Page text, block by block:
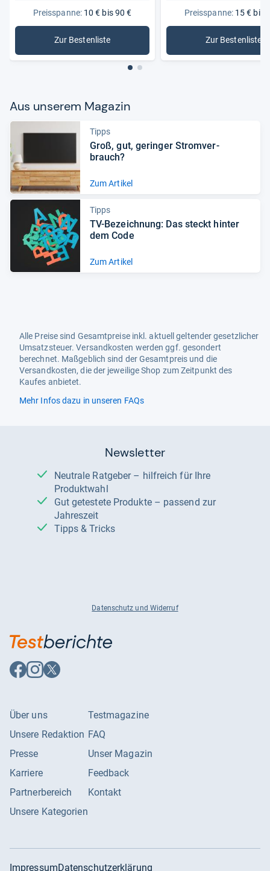
Preisspanne:10 € bis 90 €
Zur Bestenliste: DVB-T/T2-Antennen
Preisspanne:15 € bis
Zur Bestenliste
: DVB-T/
Aus unse­rem Maga­zin
Tipps
Groß, gut, gerin­ger Strom­ver­
brauch?
Zum Artikel
Tipps
TV-​Bezeich­nung: Das steckt hin­ter
dem Code
Zum Artikel
Alle Preise sind Gesamtpreise inkl. aktuell geltender gesetzlicher
Umsatzsteuer. Versandkosten werden ggf. gesondert
berechnet. Maßgeblich sind der Gesamtpreis und die
Versandkosten, die der jeweilige Shop zum Zeitpunkt des
Kaufes anbietet.
Mehr Infos dazu in unseren FAQs
Newsletter
Neutrale Ratgeber – hilfreich für Ihre
Produktwahl
Gut getestete Produkte – passend zur
Jahreszeit
Tipps & Tricks
Datenschutz und Widerruf
Auf
Facebook
Auf
Instagram
Auf
X
Über uns
Unsere Redaktion
Presse
Karriere
Partnerbereich
Unsere Kategorien
Testmagazine
FAQ
Unser Magazin
Feedback
Kontakt
ImpressumDatenschutzerklärung